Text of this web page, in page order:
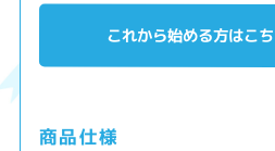
これから始める方はこ
商品仕様